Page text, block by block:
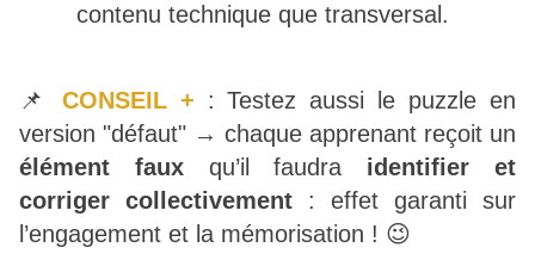
contenu technique que transversal.
📌 CONSEIL + : Testez aussi le puzzle en
version "défaut" → chaque apprenant reçoit un
élément fauxqu’il faudra identifier et
corriger collectivement : effet garanti sur
l’engagement et la mémorisation ! 😉